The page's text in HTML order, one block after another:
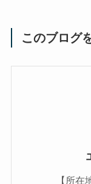
このブログ
【所